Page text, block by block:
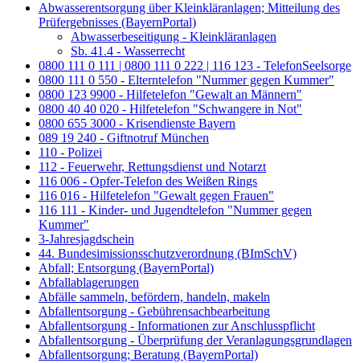
Abwasserentsorgung über Kleinkläranlagen; Mitteilung des
Prüfergebnisses (BayernPortal)
Abwasserbeseitigung - Kleinkläranlagen
Sb. 41.4 - Wasserrecht
0800 111 0 111 | 0800 111 0 222 | 116 123 - TelefonSeelsorge
0800 111 0 550 - Elterntelefon "Nummer gegen Kummer"
0800 123 9900 - Hilfetelefon "Gewalt an Männern"
0800 40 40 020 - Hilfetelefon "Schwangere in Not"
0800 655 3000 - Krisendienste Bayern
089 19 240 - Giftnotruf München
110 - Polizei
112 - Feuerwehr, Rettungsdienst und Notarzt
116 006 - Opfer-Telefon des Weißen Rings
116 016 - Hilfetelefon "Gewalt gegen Frauen"
116 111 - Kinder- und Jugendtelefon "Nummer gegen
Kummer"
3-Jahresjagdschein
44. Bundesimissionsschutzverordnung (BImSchV)
Abfall; Entsorgung (BayernPortal)
Abfallablagerungen
Abfälle sammeln, befördern, handeln, makeln
Abfallentsorgung - Gebührensachbearbeitung
Abfallentsorgung - Informationen zur Anschlusspflicht
Abfallentsorgung - Überprüfung der Veranlagungsgrundlagen
Abfallentsorgung; Beratung (BayernPortal)